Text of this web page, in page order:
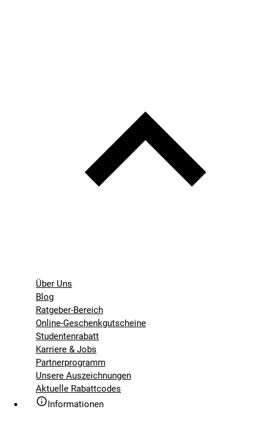
Über Uns
Blog
Ratgeber-Bereich
Online-Geschenkgutscheine
Studentenrabatt
Karriere & Jobs
Partnerprogramm
Unsere Auszeichnungen
Aktuelle Rabattcodes
Informationen